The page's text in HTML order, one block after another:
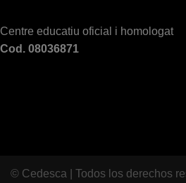
Centre educatiu oficial i homologat
Cod. 08036871
© Cedesca | Todos los derechos